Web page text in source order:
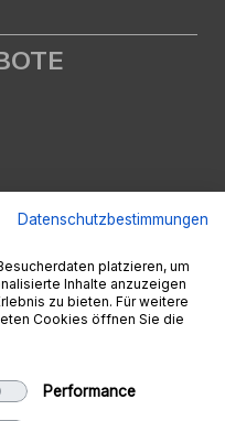
by
Datenschutzbestimmungen
platzieren, um
Inhalte anzuzeigen
zu bieten. Für weitere
Cookies öffnen Sie die
Performance